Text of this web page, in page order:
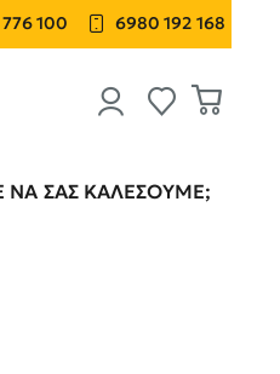
100 6980 192 168
ΝΑ ΣΑΣ ΚΑΛΈΣΟΥΜΕ;